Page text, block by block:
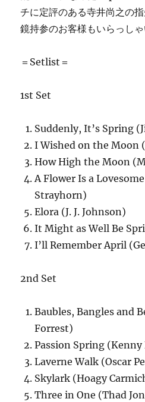
チに定評のある寺井尚之の
鏡持参のお客様もいらっしゃ
＝Setlist＝
1st Set
Suddenly, It’s Spring
I Wished on the Moon
How High the Moon
A Flower Is a
Strayhorn)
Elora (J. J. Johnson)
It Might as Well Be
I’ll Remember April
2nd Set
Baubles, Bangles and
Forrest)
Passion Spring
Laverne Walk (Oscar
Skylark (Hoagy
Three in One (Thad